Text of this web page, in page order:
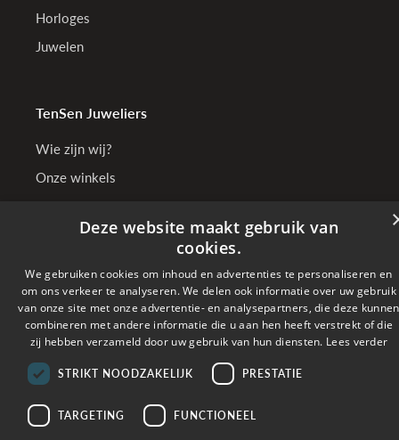
Horloges
Juwelen
TenSen Juweliers
Wie zijn wij?
Onze winkels
Online betalen met
Verzonden met
Copyright © 2026 TenSen Juweliers. All rights reserved - BE0407.661.108 - Powered
Deze website maakt gebruik van
cookies.
We gebruiken cookies om inhoud en advertenties te personaliseren en
om ons verkeer te analyseren. We delen ook informatie over uw gebruik
van onze site met onze advertentie- en analysepartners, die deze kunnen
combineren met andere informatie die u aan hen heeft verstrekt of die
zij hebben verzameld door uw gebruik van hun diensten. Lees verder
STRIKT NOODZAKELIJK PRESTATIE
TARGETING FUNCTIONEEL